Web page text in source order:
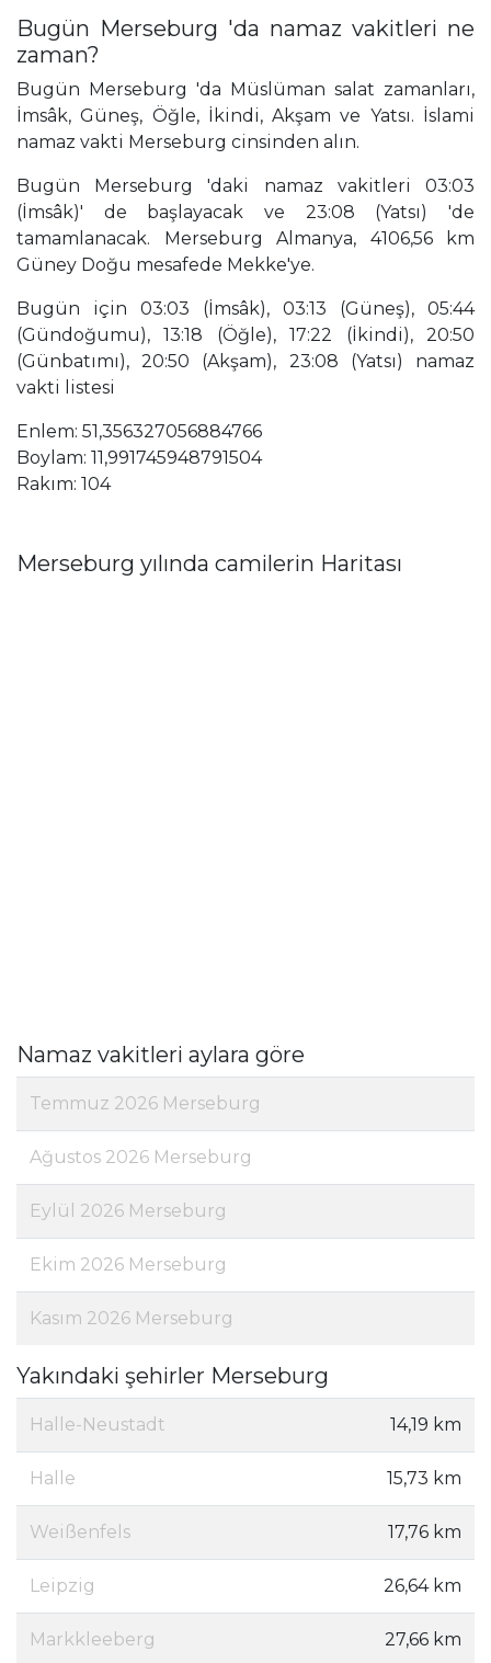
Bugün Merseburg 'da namaz vakitleri ne
zaman?
Bugün Merseburg 'da Müslüman salat zamanları,
İmsâk, Güneş, Öğle, İkindi, Akşam ve Yatsı. İslami
namaz vakti Merseburg cinsinden alın.
Bugün Merseburg 'daki namaz vakitleri 03:03
(İmsâk)' de başlayacak ve 23:08 (Yatsı) 'de
tamamlanacak. Merseburg Almanya, 4106,56 km
Güney Doğu mesafede Mekke'ye.
Bugün için 03:03 (İmsâk), 03:13 (Güneş), 05:44
(Gündoğumu), 13:18 (Öğle), 17:22 (İkindi), 20:50
(Günbatımı), 20:50 (Akşam), 23:08 (Yatsı) namaz
vakti listesi
Enlem: 51,356327056884766
Boylam: 11,991745948791504
Rakım: 104
Merseburg yılında camilerin Haritası
Namaz vakitleri aylara göre
Temmuz 2026 Merseburg
Ağustos 2026 Merseburg
Eylül 2026 Merseburg
Ekim 2026 Merseburg
Kasım 2026 Merseburg
Yakındaki şehirler Merseburg
Halle-Neustadt 14,19 km
Halle 15,73 km
Weißenfels 17,76 km
Leipzig 26,64 km
Markkleeberg 27,66 km